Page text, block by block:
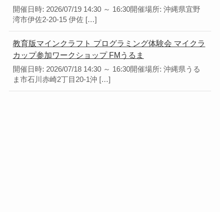
開催日時: 2026/07/19 14:30 ～ 16:30開催場所: 沖縄県宜野
湾市伊佐2-20-15 伊佐 […]
教育版マインクラフト プログラミング体験会 マイクラ
カップ参加ワークショップ FMうるま
開催日時: 2026/07/18 14:30 ～ 16:30開催場所: 沖縄県うる
ま市石川赤崎2丁目20-1沖 […]